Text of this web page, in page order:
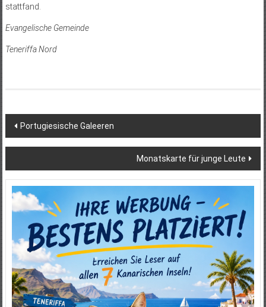
stattfand.
Evangelische Gemeinde
Teneriffa Nord
Beitragsnavigation
Portugiesische Galeeren
Monatskarte für junge Leute